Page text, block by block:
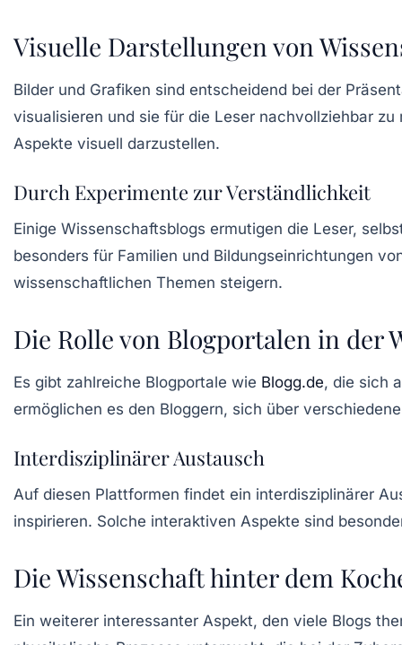
Visuelle Darstellungen von
Bilder und Grafiken sind entscheidend bei der
visualisieren und sie für die Leser nachvollziehbar
Aspekte visuell darzustellen.
Durch Experimente zur Verständlichkeit
Einige Wissenschaftsblogs ermutigen die Leser,
besonders für Familien und Bildungseinrichtungen
wissenschaftlichen Themen steigern.
Die Rolle von Blogportalen in der
Es gibt zahlreiche Blogportale wie Blogg.de, die sich
ermöglichen es den Bloggern, sich über
Interdisziplinärer Austausch
Auf diesen Plattformen findet ein interdisziplinärer
inspirieren. Solche interaktiven Aspekte sind
Die Wissenschaft hinter dem
Ein weiterer interessanter Aspekt, den viele Blogs